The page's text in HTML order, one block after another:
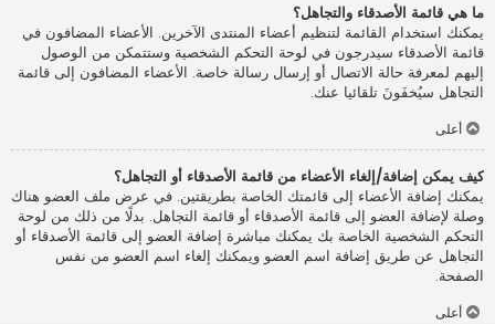
ما هي قائمة الأصدقاء والتجاهل؟
يمكنك استخدام القائمة لتنظيم أعضاء المنتدى الآخرين. الأعضاء المضافون في
قائمة الأصدقاء سيدرجون في لوحة التحكم الشخصية وستتمكن من الوصول
إليهم لمعرفة حالة الاتصال أو إرسال رسالة خاصة. الأعضاء المضافون إلى قائمة
التجاهل سيُخفَونَ تلقائيا عنك.
أعلى
كيف يمكن إضافة/إلغاء الأعضاء من قائمة الأصدقاء أو التجاهل؟
يمكنك إضافة الأعضاء إلى قائمتك الخاصة بطريقتين. في عرض ملف العضو هناك
وصلة لإضافة العضو إلى قائمة الأصدقاء أو قائمة التجاهل. بدلًا من ذلك من لوحة
التحكم الشخصية الخاصة بك يمكنك مباشرة إضافة العضو إلى قائمة الأصدقاء أو
التجاهل عن طريق إضافة اسم العضو ويمكنك إلغاء اسم العضو من نفس
الصفحة.
أعلى